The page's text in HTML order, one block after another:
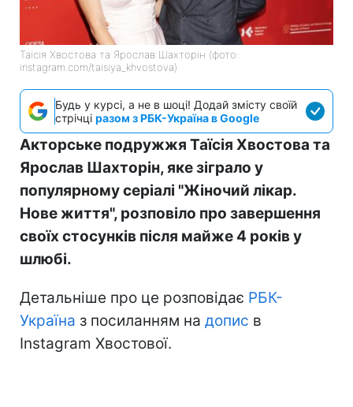
Таїсія Хвостова та Ярослав Шахторін (фото:
instagram.com/taisiya_khvostova)
Будь у курсі, а не в шоці! Додай змісту своїй
стрічці разом з РБК-Україна в Google
Акторське подружжя Таїсія Хвостова та
Ярослав Шахторін, яке зіграло у
популярному серіалі "Жіночий лікар.
Нове життя", розповіло про завершення
своїх стосунків після майже 4 років у
шлюбі.
Детальніше про це розповідає РБК-
Україна з посиланням на допис в
Instagram Хвостової.